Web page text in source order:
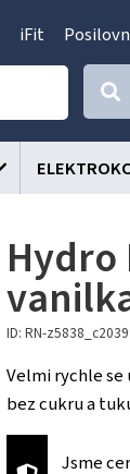
iFit
Hydro
ID: RN-
Velmi rychle
bez cukru a
Jsme